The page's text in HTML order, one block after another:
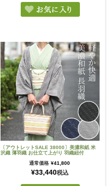
〔アウトレットSALE 38000〕美濃和紙 米
沢織 薄羽織 お仕立て上がり 羽織紐付
通常価格 ¥41,800
¥33,440税込